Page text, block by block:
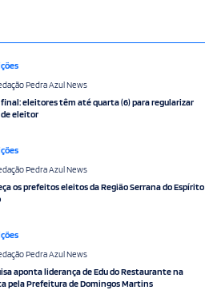
Pedra Azul News
final: eleitores têm até quarta (6) para regularizar
eleitor
Pedra Azul News
os prefeitos eleitos da Região Serrana do Espírito
Pedra Azul News
aponta liderança de Edu do Restaurante na
pela Prefeitura de Domingos Martins